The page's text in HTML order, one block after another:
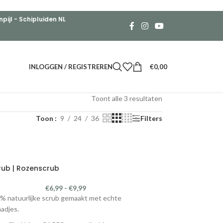
- Schipluiden NL
INLOGGEN / REGISTREREN €0,00
Toont alle 3 resultaten
Toon 9 24 36 Filters
| Rozenscrub
€6,99 - €9,99
natuurlijke scrub gemaakt met echte